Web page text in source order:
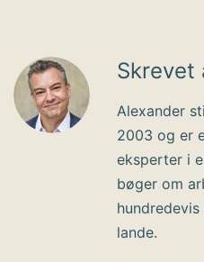
Skrevet
Alexander
2003 og er
eksperter i
bøger om
lande.